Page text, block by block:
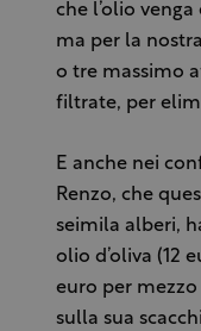
che l’olio
ma per la
o tre massimo
filtrate, per
E anche nei
Renzo, che
seimila alberi,
olio d’oliva (12
euro per
sulla sua